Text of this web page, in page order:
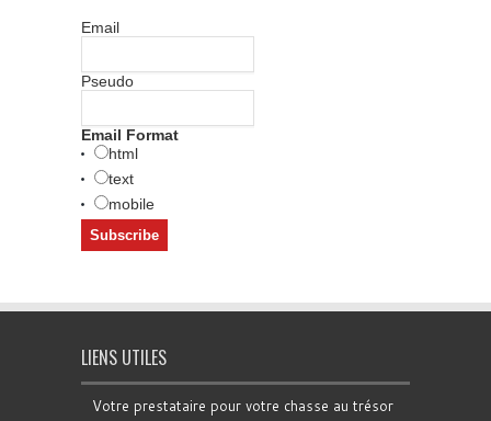
Email
Pseudo
Email Format
html
text
mobile
LIENS UTILES
Votre prestataire pour votre chasse au trésor